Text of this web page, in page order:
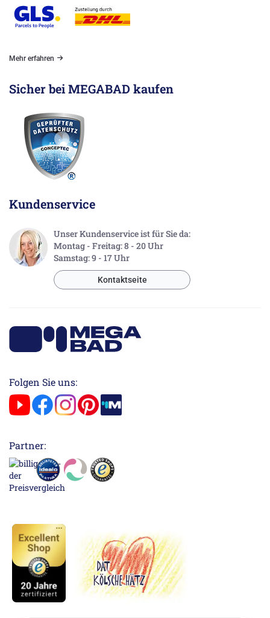
Mehr erfahren
Sicher bei MEGABAD kaufen
Kundenservice
Unser Kundenservice ist für Sie da:
Montag - Freitag: 8 - 20 Uhr
Samstag: 9 - 17 Uhr
Kontaktseite
Folgen Sie uns:
Partner: